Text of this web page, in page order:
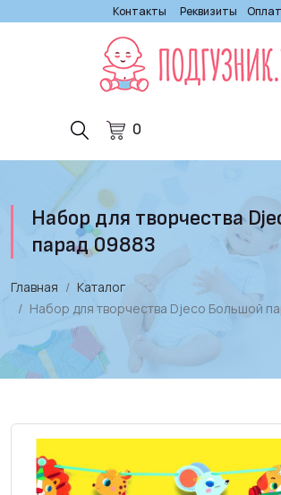
Контакты Реквизиты
0
Набор для творчества
парад 09883
Главная
Каталог
Набор для творчества Djeco Большой